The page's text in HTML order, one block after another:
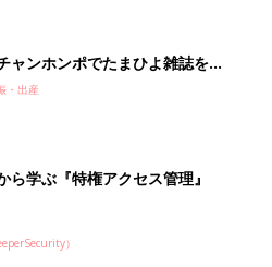
気テーマ
け
」出産レポート